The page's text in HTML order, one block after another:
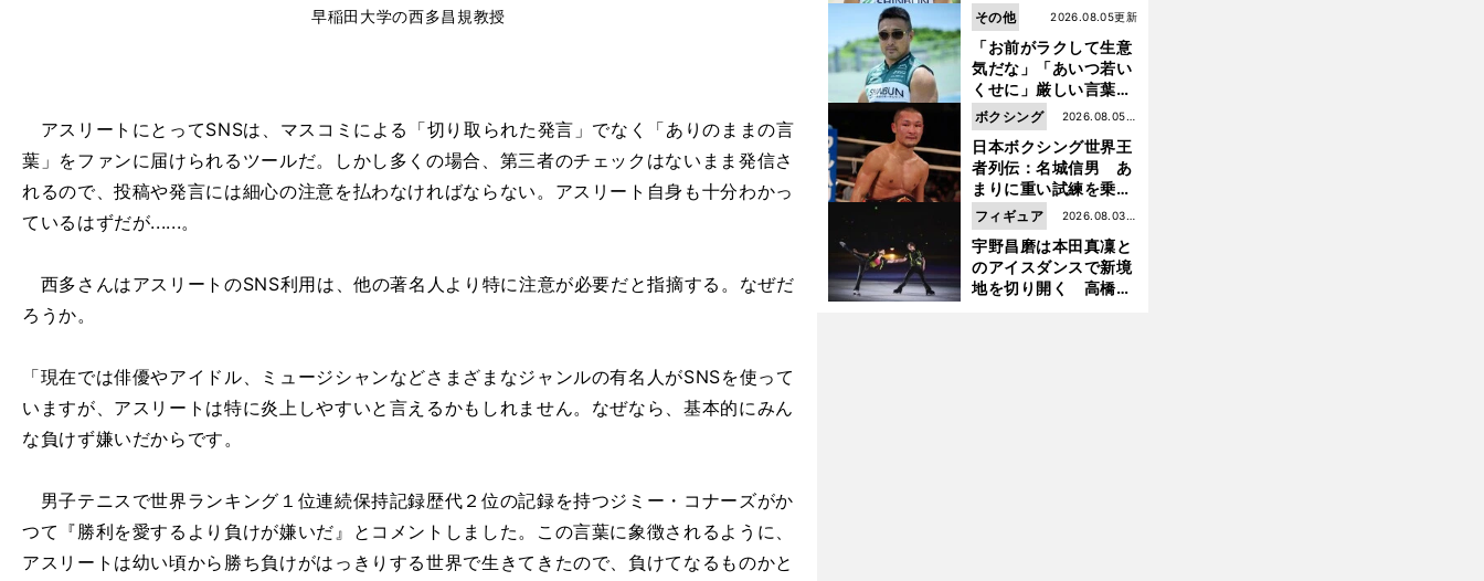
早稲田大学の西多昌規教授
アスリートにとってSNSは、マスコミによる「切り取られた発言」でなく「ありのままの言
葉」をファンに届けられるツールだ。しかし多くの場合、第三者のチェックはないまま発信さ
れるので、投稿や発言には細心の注意を払わなければならない。アスリート自身も十分わかっ
ているはずだが......。
西多さんはアスリートのSNS利用は、他の著名人より特に注意が必要だと指摘する。なぜだ
ろうか。
「現在では俳優やアイドル、ミュージシャンなどさまざまなジャンルの有名人がSNSを使って
いますが、アスリートは特に炎上しやすいと言えるかもしれません。なぜなら、基本的にみん
な負けず嫌いだからです。
男子テニスで世界ランキング１位連続保持記録歴代２位の記録を持つジミー・コナーズがか
つて『勝利を愛するより負けが嫌いだ』とコメントしました。この言葉に象徴されるように、
アスリートは幼い頃から勝ち負けがはっきりする世界で生きてきたので、負けてなるものかと
代の競輪人生に影響を
与える伏見俊昭の死に
も言及
「お前がラクして生意
気だな」「あいつ若い
くせに」厳しい言葉を
浴びせられるも佐藤慎
太郎が貫いた誇りとフ
ァンへの思い
2026.08.05更新
その他
日本ボクシング世界王
者列伝：名城信男 あ
まりに重い試練を乗り
越え「大胆さ」と「巧
さ」で築いた時代
2026.08.05更
新
ボクシング
宇野昌磨は本田真凜と
のアイスダンスで新境
地を切り開く 高橋大
2026.08.03更
新
フィギュア